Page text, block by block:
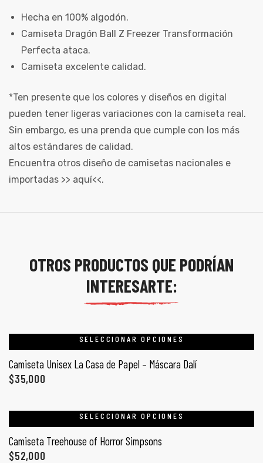
Hecha en 100% algodón.
Camiseta Dragón Ball Z Freezer Transformación
Perfecta ataca.
Camiseta excelente calidad.
*Ten presente que los colores y diseños en digital
pueden tener ligeras variaciones con la camiseta real.
Sin embargo, es una prenda que cumple con los más
altos estándares de calidad.
Encuentra otros diseño de camisetas nacionales e
importadas >> aquí<<.
OTROS PRODUCTOS QUE PODRÍAN
INTERESARTE:
SELECCIONAR OPCIONES
Camiseta Unisex La Casa de Papel – Máscara Dalí
$35,000
SELECCIONAR OPCIONES
Camiseta Treehouse of Horror Simpsons
$52,000